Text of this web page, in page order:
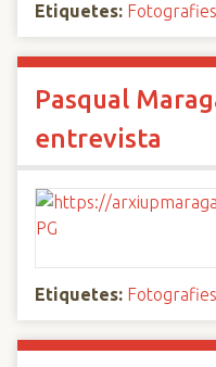
Etiquetes: Fotografies
Pasqual
entrevista
Etiquetes: Fotografies